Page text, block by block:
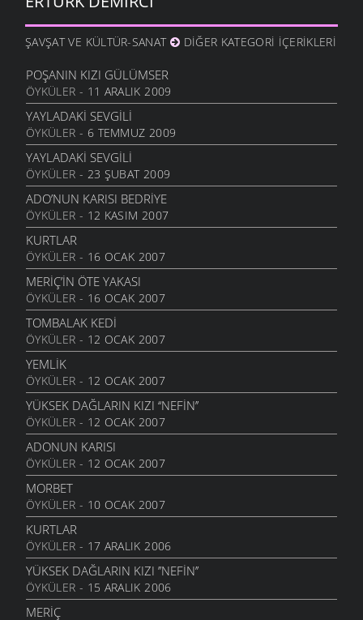
SEVERIM İSTANBULU
14 EKIM 2010
GÖZLER SESSIZ AĞLADI
10 EKIM 2010
İÇIMDE SAKLIYORUM
29 EYLÜL 2010
SENSIZIM ŞIMDI
23 EYLÜL 2010
HAYALIN
20 AĞUSTOS 2010
DIRHEM DIRHEM
22 TEMMUZ 2010
GEZELIM SAHILI
28 HAZIRAN 2010
SEN VARSIN BU ŞEHIRDE
10 HAZIRAN 2010
SEVDANIN PANAYIRI
23 MAYIS 2010
BITMEZ BU AĞLAYIŞLAR
7 MAYIS 2010
NAZAR BONCUĞU GIBI
25 NISAN 2010
YALANMIŞ
10 NISAN 2010
İNADINA YAŞAMAK
30 MART 2010
GERIYE DÖNMEDIN KI
21 MART 2010
ŞAVŞAT YOLUNDA
10 MART 2010
ŞAVŞAT VE KÜLTÜR-SANAT DIĞER KATEGORI İÇERIKLERI
POŞANIN KIZI GÜLÜMSER
ÖYKÜLER - 11 ARALIK 2009
YAYLADAKI SEVGILI
ÖYKÜLER - 6 TEMMUZ 2009
YAYLADAKI SEVGILI
ÖYKÜLER - 23 ŞUBAT 2009
ADO’NUN KARISI BEDRIYE
ÖYKÜLER - 12 KASIM 2007
KURTLAR
ÖYKÜLER - 16 OCAK 2007
MERİÇ’İN ÖTE YAKASI
ÖYKÜLER - 16 OCAK 2007
TOMBALAK KEDİ
ÖYKÜLER - 12 OCAK 2007
YEMLİK
ÖYKÜLER - 12 OCAK 2007
YÜKSEK DAĞLARIN KIZI ‘‘NEFİN’’
ÖYKÜLER - 12 OCAK 2007
ADONUN KARISI
ÖYKÜLER - 12 OCAK 2007
MORBET
ÖYKÜLER - 10 OCAK 2007
KURTLAR
ÖYKÜLER - 17 ARALIK 2006
YÜKSEK DAĞLARIN KIZI ’’NEFIN’’
ÖYKÜLER - 15 ARALIK 2006
MERIÇ